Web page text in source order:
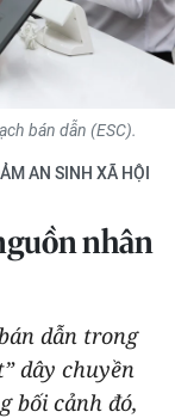
bán dẫn (ESC).
AN SINH XÃ HỘI
nhân
dẫn trong
dây chuyền
bối cảnh đó,